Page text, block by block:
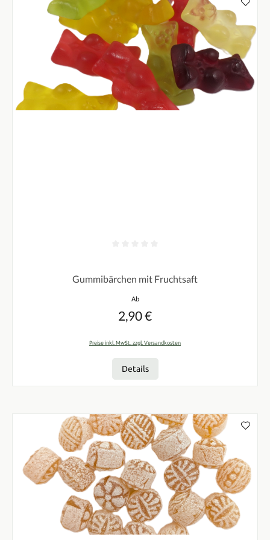
Gummibärchen mit Fruchtsaft
Regulärer Preis:
Ab
2,90 €
Preise inkl. MwSt. zzgl. Versandkosten
Details